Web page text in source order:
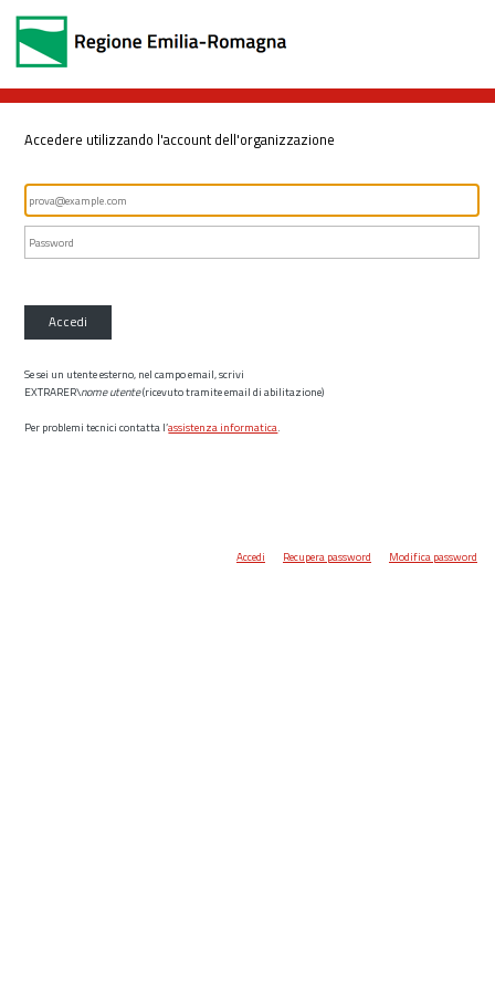
Accedere utilizzando l'account dell'organizzazione
Accedi
Se sei un utente esterno, nel campo email, scrivi
EXTRARER\nome utente(ricevuto tramite email di abilitazione)
Per problemi tecnici contatta l’assistenza informatica.
Accedi Recupera password Modifica password